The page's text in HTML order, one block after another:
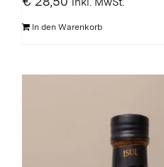
In den Warenkorb